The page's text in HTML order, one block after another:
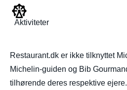
Aktiviteter
Restaurant.dk er ikke tilknyttet
Michelin-guiden og Bib
tilhørende deres respektive ejere.